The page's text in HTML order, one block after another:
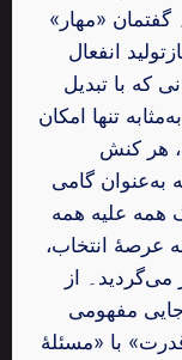
«مهار»
انفعال
که با تبدیل
تنها امکان
هر کنش
به‌عنوان گامی
همه علیه همه
عرصهٔ انتخاب،
از
مفهومی
با «مسئلهٔ